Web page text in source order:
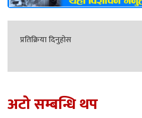
प्रतिक्रिया दिनुहोस
अटो सम्बन्धि थप